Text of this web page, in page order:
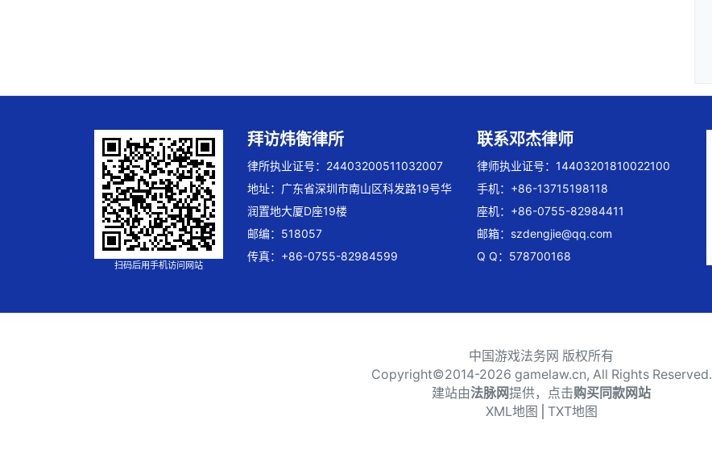
扫码后用手机访问网站
拜访炜衡律所
律所执业证号：24403200511032007
地址：广东省深圳市南山区科发路19号华
润置地大厦D座19楼
邮编：518057
传真：+86-0755-82984599
联系邓杰律师
律师执业证号：14403201810022100
手机：+86-13715198118
座机：+86-0755-82984411
邮箱： szdengjie@qq.com
Q Q：578700168
中国游戏法务网 版权所有
Copyright©2014-2026 gamelaw.cn, All Rights Reserved.
建站由法脉网提供，点击购买同款网站
XML地图 TXT地图